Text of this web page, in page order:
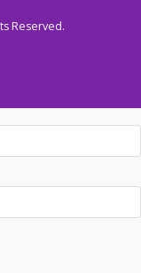
Reserved.